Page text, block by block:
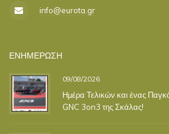
info@eurota.gr
ΕΝΗΜΕΡΩΣΗ
09/08/2026
Ημέρα Τελικών και ένας
GNC 3on3 της Σκάλας!